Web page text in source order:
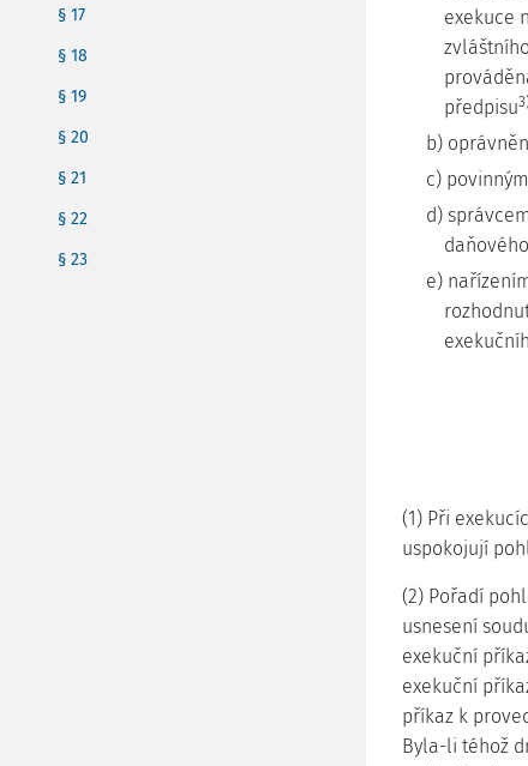
§ 17
§ 18
§ 19
§ 20
§ 21
§ 22
§ 23
exekuce
předpisu
b)
c)
d)
e)
(1) Při
uspokojují
(2) Pořadí
usnesení
exekuční
exekuční
příkaz k
Byla-li téhož